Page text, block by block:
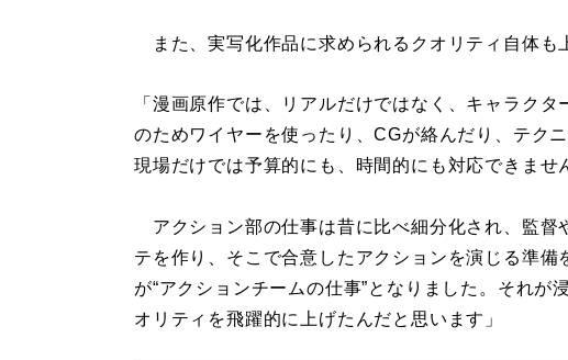
また、実写化作品に求められるクオリティ自体も
「漫画原作では、リアルだけではなく、キャラク
のためワイヤーを使ったり、CGが絡んだり、テク
現場だけでは予算的にも、時間的にも対応できませ
アクション部の仕事は昔に比べ細分化され、監督
テを作り、そこで合意したアクションを演じる準
が“アクションチームの仕事”となりました。それが
オリティを飛躍的に上げたんだと思います」